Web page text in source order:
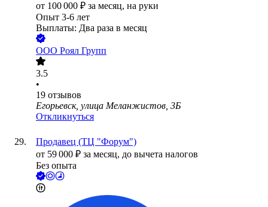
от 100 000 ₽ за месяц, на руки
Опыт 3-6 лет
Выплаты: Два раза в месяц
ООО Роял Групп
3.5
•
19 отзывов
Егорьевск, улица Меланжистов, 3Б
Откликнуться
Продавец (ТЦ "Форум")
от 59 000 ₽ за месяц, до вычета налогов
Без опыта